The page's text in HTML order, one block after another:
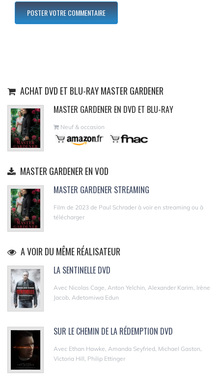
ACHAT DVD ET BLU-RAY MASTER GARDENER
MASTER GARDENER EN DVD ET BLU-RAY
Neuf & occasion
MASTER GARDENER EN VOD
MASTER GARDENER STREAMING
Film de 2023 de Paul Schrader à voir en streaming ou à
télécharger
A VOIR DU MÊME RÉALISATEUR
LA SENTINELLE DVD
Avec Nicolas Cage, Anton Yelchin, Alexander Karim, Irène
Jacob, Adetomiwa Edun
SUR LE CHEMIN DE LA RÉDEMPTION DVD
Avec Ethan Hawke, Amanda Seyfried, Michael Gaston,
Victoria Hill, Philip Ettinger